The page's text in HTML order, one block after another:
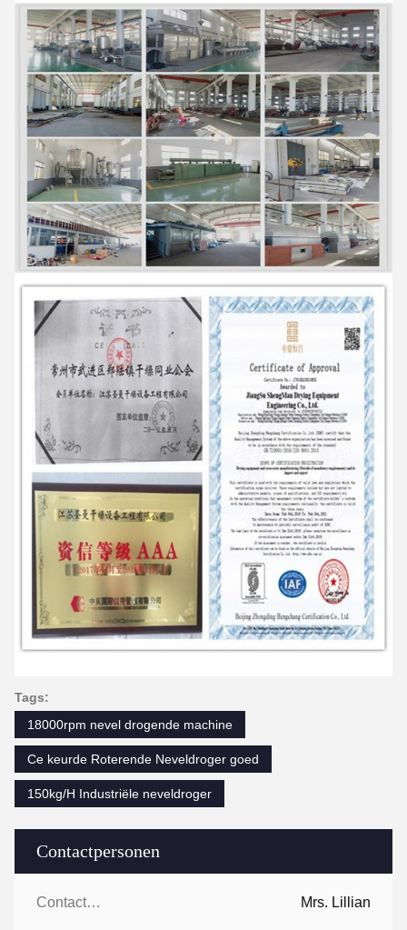
Contactpersonen
Contactpersonen: Mrs. Lillian
Tags:
18000rpm nevel drogende machine
Ce keurde Roterende Neveldroger goed
150kg/H Industriële neveldroger